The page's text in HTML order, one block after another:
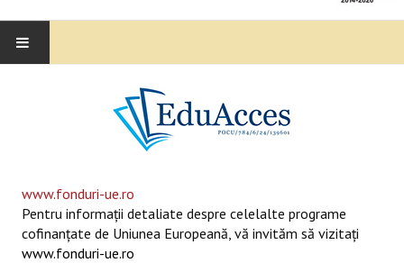
SUPORT EDUCAȚIONAL MATEMATICĂ- INFORMATICĂ
SERVICII PSIHO-SOCIALE
www.fonduri-ue.ro
Pentru informaţii detaliate despre celelalte programe
cofinanţate de Uniunea Europeană, vă invităm să vizitaţi
www.fonduri-ue.ro